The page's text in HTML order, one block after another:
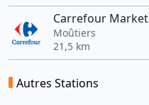
Carrefour Market
Moûtiers
21,5 km
Autres Stations